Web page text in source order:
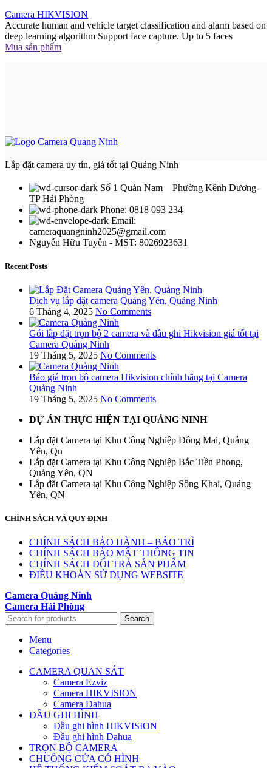
Camera HIKVISION
Accurate human and vehicle target classification and alarm based on
deep learning algorithm Support face capture. Up to 5 faces
Mua sản phẩm
Lắp đặt camera uy tín, giá tốt tại Quảng Ninh
Số 1 Quán Nam – Phường Kênh Dương-
TP Hải Phòng
Phone: 0818 093 234
Email:
cameraquangninh2025@gmail.com
Nguyễn Hữu Tuyên - MST: 8026923631
Recent Posts
Dịch vụ lắp đặt camera Quảng Yên, Quảng Ninh
6 Tháng 4, 2025 No Comments
Gói lắp đặt trọn bộ 2 camera và đầu ghi Hikvision giá tốt tại
Camera Quảng Ninh
19 Tháng 5, 2025 No Comments
Báo giá trọn bộ camera Hikvision chính hãng tại Camera
Quảng Ninh
19 Tháng 5, 2025 No Comments
DỰ ÁN THỰC HIỆN TẠI QUẢNG NINH
Lắp đặt Camera tại Khu Công Nghiệp Đông Mai, Quảng
Yên, Qn
Lắp đặt Camera tại Khu Công Nghiệp Bắc Tiền Phong,
Quảng Yên, QN
Lắp đăt Camera tại Khu Công Nghiệp Sông Khai, Quảng
Yên, QN
CHÍNH SÁCH VÀ QUY ĐỊNH
CHÍNH SÁCH BẢO HÀNH – BẢO TRÌ
CHÍNH SÁCH BẢO MẬT THÔNG TIN
CHÍNH SÁCH ĐỔI TRẢ SẢN PHẨM
ĐIỀU KHOẢN SỬ DỤNG WEBSITE
Camera Quảng Ninh
Camera Hải Phòng
Search
Menu
Categories
CAMERA QUAN SÁT
Camera Ezviz
Camera HIKVISION
Camera Dahua
ĐẦU GHI HÌNH
Đầu ghi hình HIKVISION
Đầu ghi hình Dahua
TRỌN BỘ CAMERA
CHUÔNG CỬA CÓ HÌNH